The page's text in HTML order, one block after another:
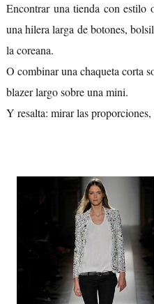
Encontrar una tienda con
una hilera larga de botones,
la coreana.
O combinar una chaqueta corta
blazer largo sobre una mini.
Y resalta: mirar las proporciones,